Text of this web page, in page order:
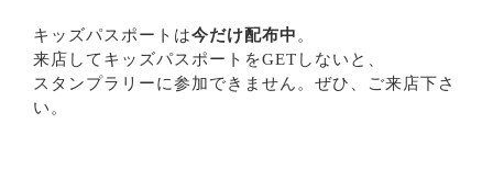
キッズパスポートは今だけ配布中 。
来店してキッズパスポートをGETしないと、
スタンプラリーに参加できません。ぜひ、ご来店下さ
い。